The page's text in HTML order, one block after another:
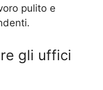
pulito e
gli uffici